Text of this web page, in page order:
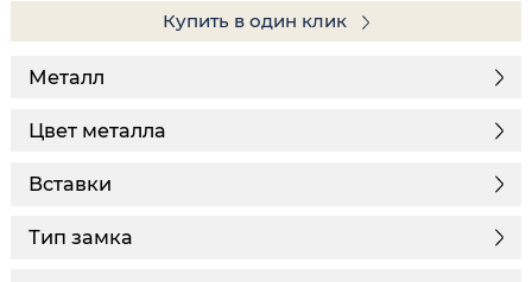
Купить в один клик
Металл
Цвет металла
Вставки
Тип замка